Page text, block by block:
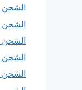
الشحن
الشحن
الشحن